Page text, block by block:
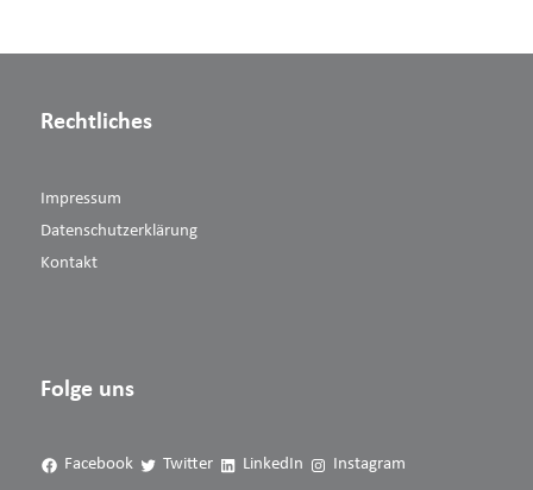
Rechtliches
Impressum
Datenschutzerklärung
Kontakt
Folge uns
Facebook Twitter LinkedIn Instagram